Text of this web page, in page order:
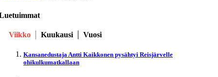
Viikko Kuukausi Vuosi
Kansanedustaja Antti Kaikkonen pysähtyi Reisjärvelle
ohikulkumatkallaan